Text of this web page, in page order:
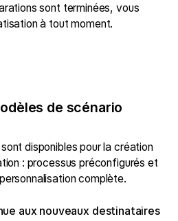
sont terminées, vous
à tout moment.
de scénario
disponibles pour la création
: processus préconfigurés et
complète.
aux nouveaux destinataires